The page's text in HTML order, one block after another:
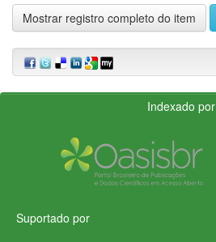
Mostrar registro completo do item
Indexado por
Suportado por